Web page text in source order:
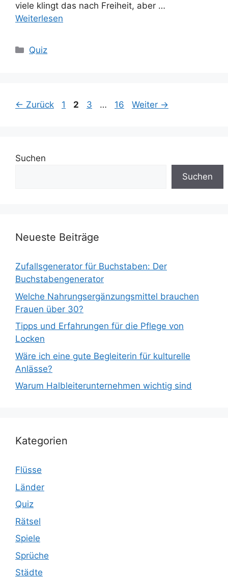
viele klingt das nach Freiheit, aber …
Weiterlesen
Kategorien
Quiz
← Zurück Seite
1 Seite
2 Seite
3 … Seite
16 Weiter →
Suchen
Suchen
Neueste Beiträge
Zufallsgenerator für Buchstaben: Der
Buchstabengenerator
Welche Nahrungsergänzungsmittel brauchen
Frauen über 30?
Tipps und Erfahrungen für die Pflege von
Locken
Wäre ich eine gute Begleiterin für kulturelle
Anlässe?
Warum Halbleiterunternehmen wichtig sind
Kategorien
Flüsse
Länder
Quiz
Rätsel
Spiele
Sprüche
Städte